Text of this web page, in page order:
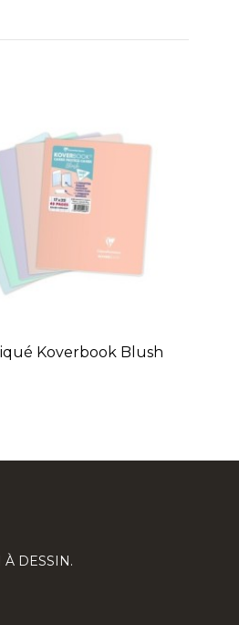
Koverbook Blush
DESSIN.